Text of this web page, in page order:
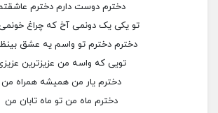
دخترم دوست دارم دخترم
تو یکی یک دونمی آخ که چراغ
دخترم دخترم تو واسم یه عشق
تویی که واسه من عزیزترین
دخترم یار من همیشه همراه من
دخترم ماه من تو ماه تابان من